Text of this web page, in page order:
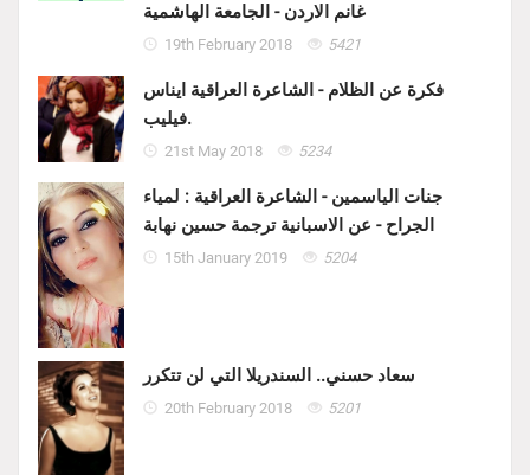
غانم الاردن - الجامعة الهاشمية
19th February 2018 5421
فكرة عن الظلام - الشاعرة العراقية ايناس
فيليب.
21st May 2018 5234
جنات الياسمين - الشاعرة العراقية : لمياء
الجراح - عن الاسبانية ترجمة حسين نهابة
15th January 2019 5204
سعاد حسني.. السندريلا التي لن تتكرر
20th February 2018 5201